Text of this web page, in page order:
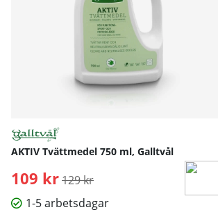
101
71
Mått angivna i cm.
AKTIV Tvättmedel 750 ml, Galltvål
109 kr Ordinarie pris:
129 kr
1-5 arbetsdagar